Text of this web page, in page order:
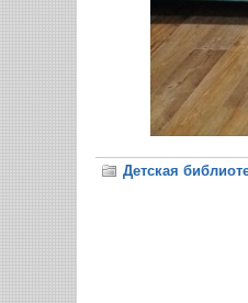
Детская